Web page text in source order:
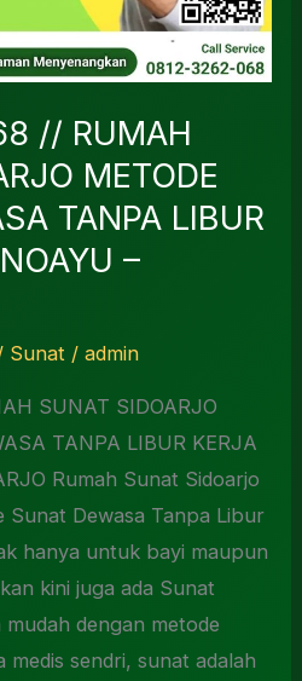
// RUMAH
METODE
TANPA LIBUR
–
Sunat /admin
SUNAT SIDOARJO
TANPA LIBUR KERJA
Rumah Sunat Sidoarjo
Sunat Dewasa Tanpa Libur
hanya untuk bayi maupun
kini juga ada Sunat
dengan metode
medis sendri, sunat adalah